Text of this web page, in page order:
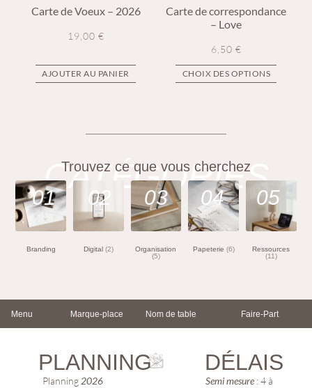
Carte de Voeux – 2026
19,00 €
AJOUTER AU PANIER
Carte de correspondance
– Love
6,50 €
CHOIX DES OPTIONS
CATÉGORIES
Trouvez ce que vous cherchez
01 02 03 04 05
Branding Digital (2)
Organisation
(5)
Papeterie (6)
Ressources
(11)
Menu Marque-place Nom de table Faire-Part
PLANNING
Planning 2026
DÉLAIS
Semi mesure: 4 à